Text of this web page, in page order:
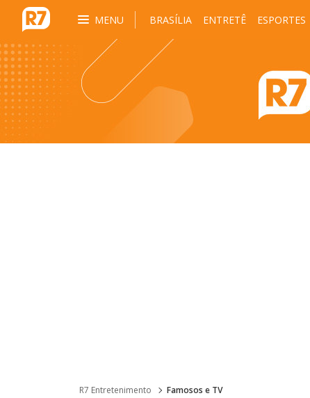
MENU BRASÍLIA ENTRETÊ ESPORTES
R7 Entretenimento Famosos e TV